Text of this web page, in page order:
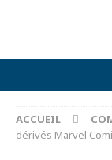
ACCUEIL
dérivés Marvel